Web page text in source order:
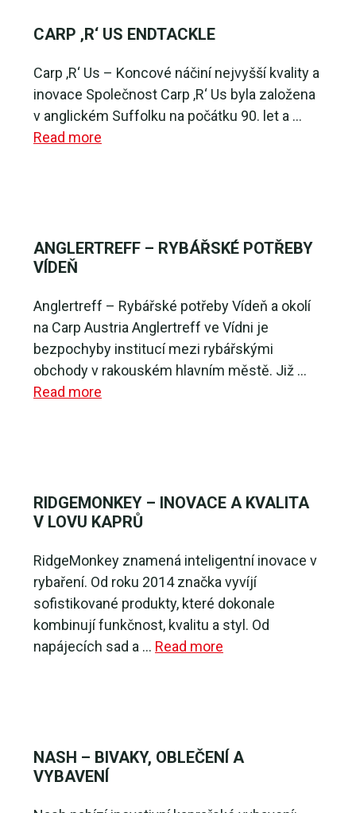
CARP ‚R‘ US ENDTACKLE
Carp ‚R‘ Us – Koncové náčiní nejvyšší kvality a
inovace Společnost Carp ‚R‘ Us byla založena
v anglickém Suffolku na počátku 90. let a …
Read more
ANGLERTREFF – RYBÁŘSKÉ POTŘEBY
VÍDEŇ
Anglertreff – Rybářské potřeby Vídeň a okolí
na Carp Austria Anglertreff ve Vídni je
bezpochyby institucí mezi rybářskými
obchody v rakouském hlavním městě. Již …
Read more
RIDGEMONKEY – INOVACE A KVALITA
V LOVU KAPRŮ
RidgeMonkey znamená inteligentní inovace v
rybaření. Od roku 2014 značka vyvíjí
sofistikované produkty, které dokonale
kombinují funkčnost, kvalitu a styl. Od
napájecích sad a … Read more
NASH – BIVAKY, OBLEČENÍ A
VYBAVENÍ
🔥